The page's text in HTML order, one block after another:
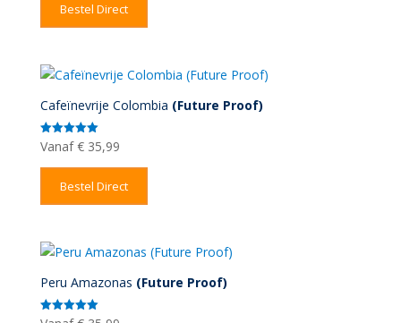
Bestel Direct
Cafeïnevrije Colombia (Future Proof)
Gewaardeerd
5.00
Vanaf €35,99
Bestel Direct
Peru Amazonas (Future Proof)
Gewaardeerd